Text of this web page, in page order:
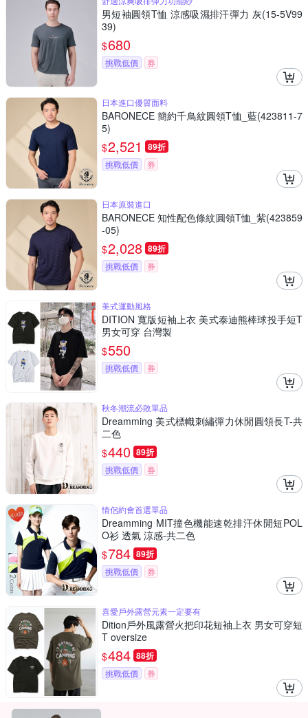
男短袖圓領T恤 涼感吸濕排汗彈力 灰(15-5V99
39)
$680
挑戰低價 券
日本進口優質面料
BARONECE 簡約千鳥紋圓領T恤_藍(423811-7
5)
$2,521 89折
挑戰低價 券
日本原裝進口
BARONECE 知性配色條紋圓領T恤_紫(423859
-05)
$2,028 89折
挑戰低價 券
美式運動風格
DITION 寬版短袖上衣 美式泰迪熊棒球投手短T
男女可穿 台灣製
$550
挑戰低價 券
秋冬潮流必敗單品
Dreamming 美式標幟刺繡彈力休閒圓領長T-共
二色
$440 89折
挑戰低價 券
情侶約會首選單品
Dreamming MIT撞色機能速乾排汗休閒短POL
O衫 透氣 涼感-共二色
$784 89折
挑戰低價 券
喜愛戶外露營元素一定要有
Dition戶外風露營火把印花短袖上衣 男女可穿短
T oversize
$484 88折
挑戰低價 券